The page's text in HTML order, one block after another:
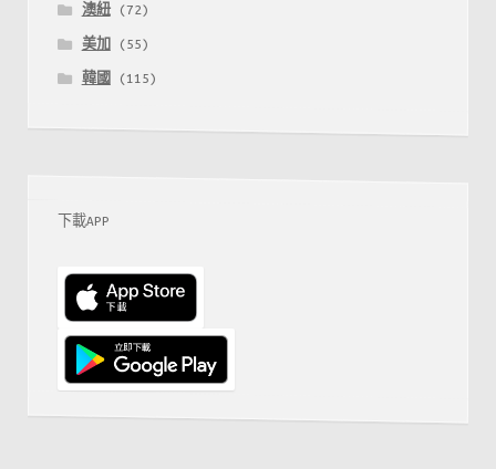
澳紐(72)
美加 (55)
韓國 (115)
下載APP